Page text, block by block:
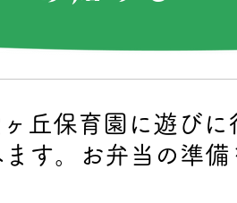
丘保育園に遊びに
す。お弁当の準備